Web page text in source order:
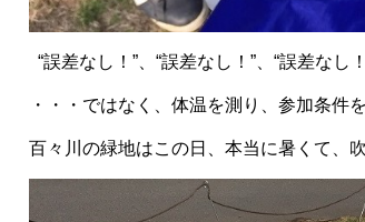
“誤差なし！”、“誤差なし！”、“誤差なし
・・・ではなく、体温を測り、参加条
百々川の緑地はこの日、本当に暑くて、